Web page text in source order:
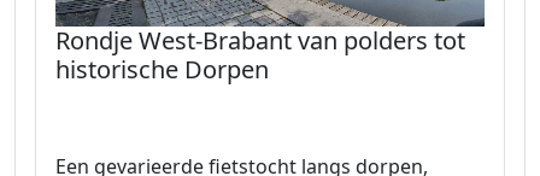
Rondje West-Brabant van polders tot
historische Dorpen
Een gevarieerde fietstocht langs dorpen,